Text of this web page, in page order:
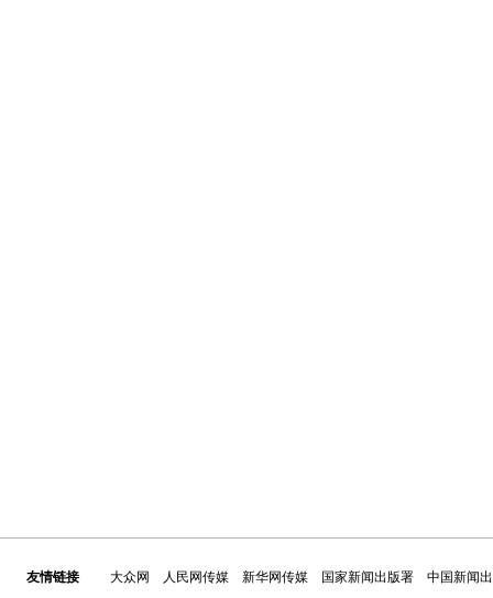
友情链接 大众网 人民网传媒 新华网传媒 国家新闻出版署
中国新闻